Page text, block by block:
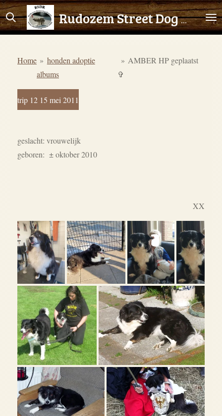
Ga
direct
hoofdinhoud
Rudozem Street Dog Rescue
Home » honden adoptie
albums
» AMBER HP geplaatst
✞
trip 12 15 mei 2011
geslacht: vrouwelijk
geboren: ± oktober 2010
XX